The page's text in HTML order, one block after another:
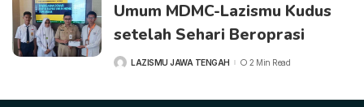
Umum MDMC-Lazismu Kudus
setelah Sehari Beroprasi
LAZISMU JAWA TENGAH 2 Min Read